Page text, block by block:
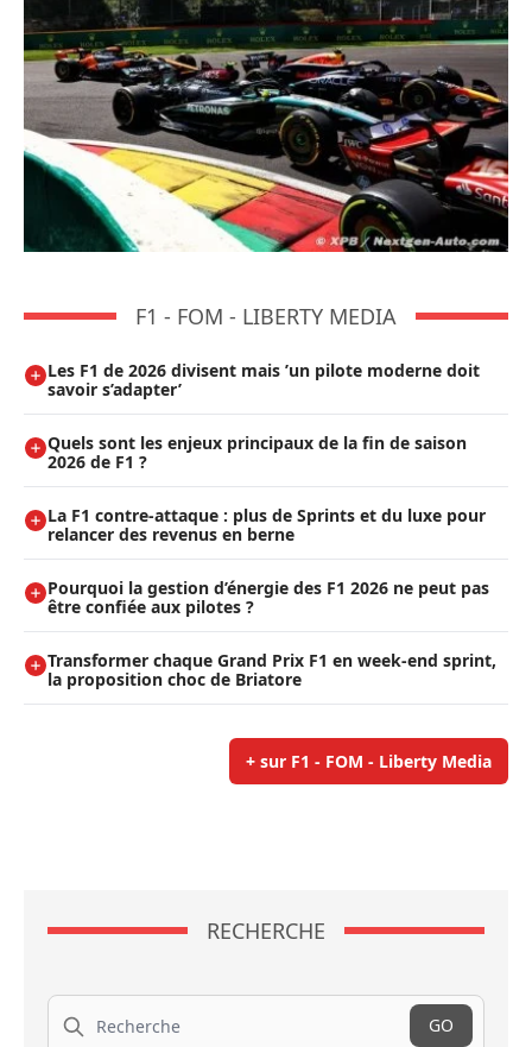
F1 - FOM - LIBERTY MEDIA
Les F1 de 2026 divisent mais ’un pilote moderne doit
savoir s’adapter’
Quels sont les enjeux principaux de la fin de saison
2026 de F1 ?
La F1 contre-attaque : plus de Sprints et du luxe pour
relancer des revenus en berne
Pourquoi la gestion d’énergie des F1 2026 ne peut pas
être confiée aux pilotes ?
Transformer chaque Grand Prix F1 en week-end sprint,
la proposition choc de Briatore
+ sur F1 - FOM - Liberty Media
RECHERCHE
Recherche
GO